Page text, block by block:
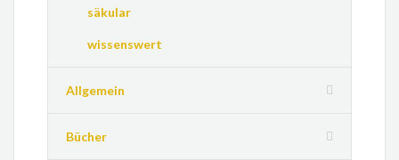
säkular
wissenswert
Allgemein
Bücher